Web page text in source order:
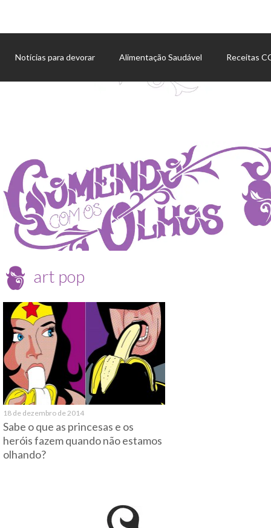
Notícias para devorar Alimentação Saudável Receitas
art pop
18 de dezembro de 2014
Sabe o que as princesas e os
heróis fazem quando não estamos
olhando?